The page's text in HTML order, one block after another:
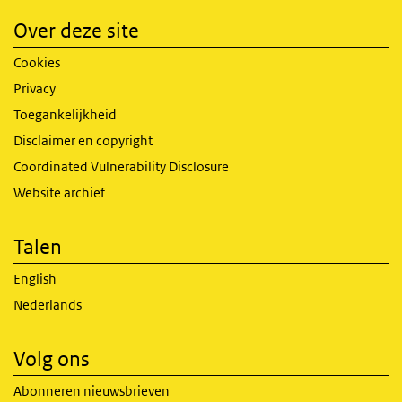
Over deze site
Cookies
Privacy
Toegankelijkheid
Disclaimer en copyright
Coordinated Vulnerability Disclosure
Website archief
Talen
English
Nederlands
Volg ons
Abonneren nieuwsbrieven